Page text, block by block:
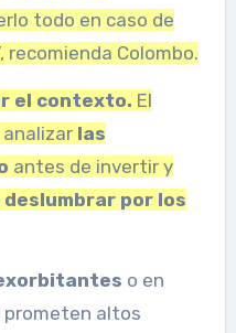
todo en caso de
recomienda Colombo.
el contexto. El
las
antes de invertir y
deslumbrar por los
o en
prometen altos